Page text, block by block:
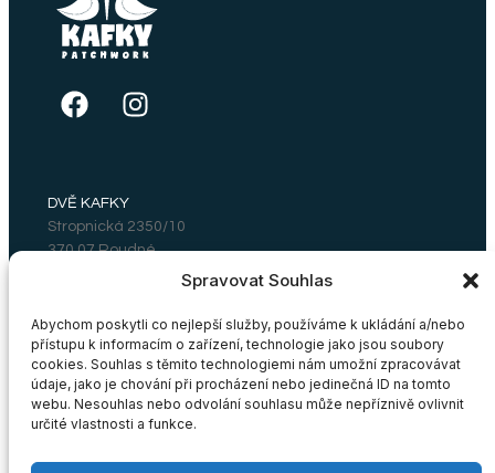
Spravovat Souhlas
Abychom poskytli co nejlepší služby, používáme k ukládání a/nebo
přístupu k informacím o zařízení, technologie jako jsou soubory
cookies. Souhlas s těmito technologiemi nám umožní zpracovávat
údaje, jako je chování při procházení nebo jedinečná ID na tomto
webu. Nesouhlas nebo odvolání souhlasu může nepříznivě ovlivnit
určité vlastnosti a funkce.
DVĚ KAFKY
Stropnická 2350/10
370 07 Roudné
Email: dvekafky@gmail.com
ZÁKAZNICKÝ SERVIS
Vrácení a výměna zboží
OBCHODNÍ PODMÍNKY